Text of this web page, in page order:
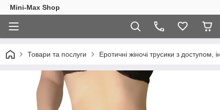
Mini-Max Shop
Товари та послуги Еротичні жіночі трусики з доступом,